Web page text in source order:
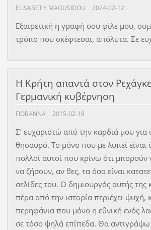
ELISABETH MAOUSIDOU 2024-02-12
Εξαιρετική η γραφή σου φίλε μου,
τρόπο που σκέφτεσαι, απόλυτα. Σε
Η Κρήτη απαντά στον
Γερμανική κυβέρνηση
ΓΙΟΒΆΝΝΑ 2015-02-18
Σ’ ευχαριστώ από την καρδιά μου για
θησαυρό. Το μόνο που με λυπεί είναι
πολλοί αυτοί που κρίνω ότι μπορούν
να ζήσουν, αν θες, τα όσα είναι
σελίδες του. Ο δημιουργός αυτής
πέρα από την ιστορία περιέχει ψυχή,
περηφάνια που μόνο η εθνική ενός
σε τόσο ψηλά επίπεδα. Θα αντιγράψω